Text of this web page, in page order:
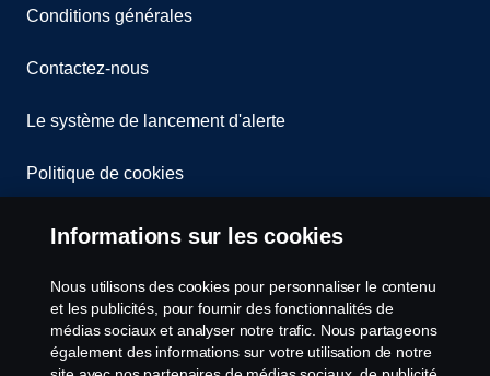
Conditions générales
Contactez-nous
Le système de lancement d'alerte
Politique de cookies
Paramètres des cookies
Informations sur les cookies
Nous utilisons des cookies pour personnaliser le contenu
et les publicités, pour fournir des fonctionnalités de
médias sociaux et analyser notre trafic. Nous partageons
également des informations sur votre utilisation de notre